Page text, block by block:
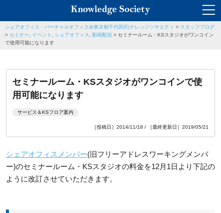
シェアオフィス・バーチャルオフィス@東京都千代田区|ナレッジソサエティ > スタッフブログ
> セミナー イベント シェアオフィス 動画配信 > セミナールーム・KSスタジオがワンコイン
で使用可能になります
セミナールーム・KSスタジオがワンコインで使
用可能になります
サービス＆KSフロア案内
［投稿日］2014/11/18 / ［最終更新日］2019/05/21
シェアオフィスメンバー(旧フリーアドレスワーキングメンバ
ー)のセミナールーム・KSスタジオの料金を12月1日より下記の
ように改訂させていただきます。